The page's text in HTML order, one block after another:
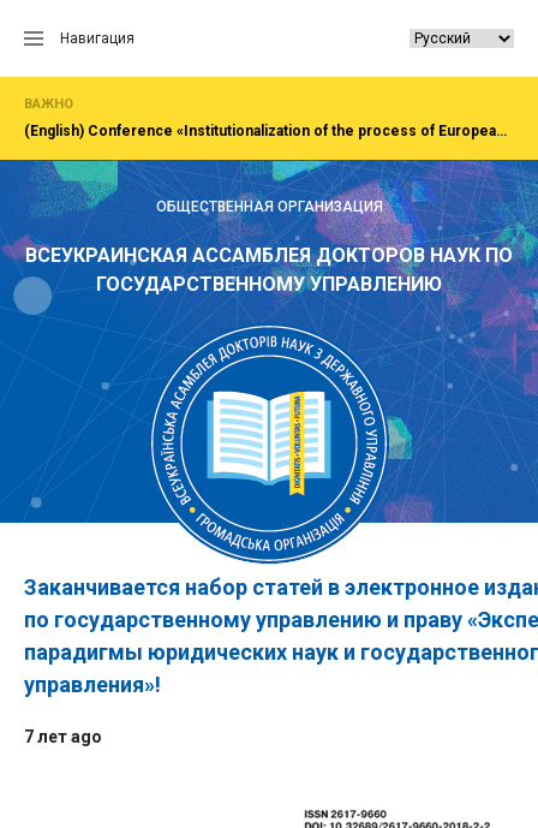
Навигация
ВАЖНО
(English) Сonference «Institutionalization of the process of European integration of society, economy, administration»Rivne, National University of water and EnvironmentFirst All-Ukrainian Congress of doctors in public administration
ОБЩЕСТВЕННАЯ ОРГАНИЗАЦИЯ
ВСЕУКРАИНСКАЯ АССАМБЛЕЯ ДОКТОРОВ НАУК ПО
ГОСУДАРСТВЕННОМУ УПРАВЛЕНИЮ
Заканчивается набор статей в электронное
по государственному управлению и праву
парадигмы юридических наук и
управления»!
7 лет ago